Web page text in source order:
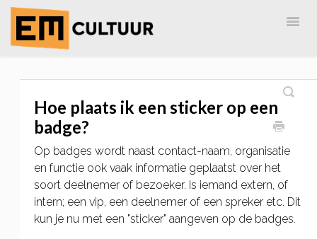
Hoe plaats ik een sticker op een
badge?
Op badges wordt naast contact-naam, organisatie
en functie ook vaak informatie geplaatst over het
soort deelnemer of bezoeker. Is iemand extern, of
intern; een vip, een deelnemer of een spreker etc. Dit
kun je nu met een "sticker" aangeven op de badges.